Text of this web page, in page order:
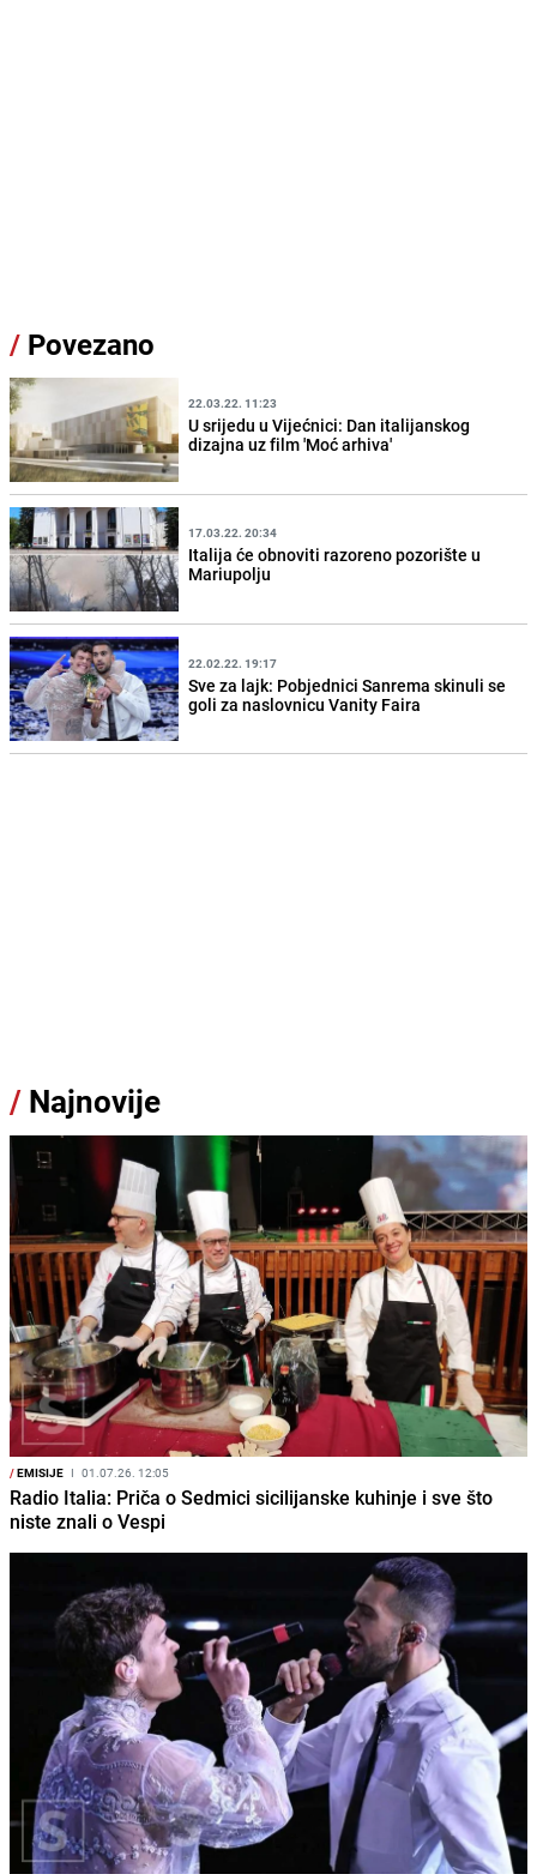
/ Povezano
22.03.22. 11:23
U srijedu u Vijećnici: Dan italijanskog
dizajna uz film 'Moć arhiva'
17.03.22. 20:34
Italija će obnoviti razoreno pozorište u
Mariupolju
22.02.22. 19:17
Sve za lajk: Pobjednici Sanrema skinuli se
goli za naslovnicu Vanity Faira
/ Najnovije
/EMISIJE I 01.07.26. 12:05
Radio Italia: Priča o Sedmici sicilijanske kuhinje i sve što
niste znali o Vespi